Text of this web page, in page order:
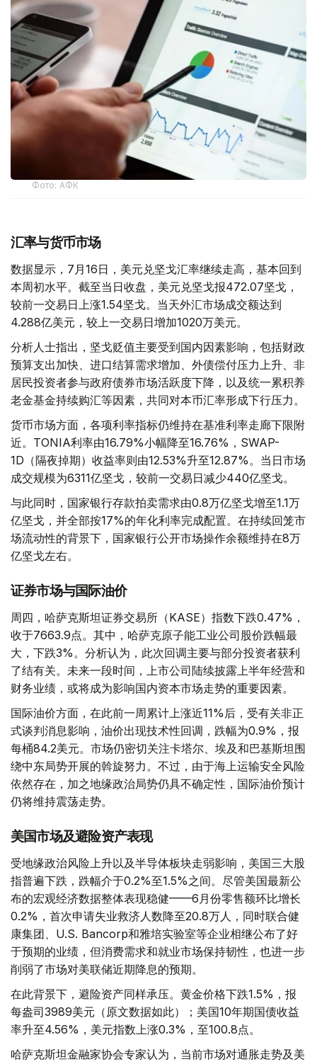
Фото: АФК
汇率与货币市场
数据显示，7月16日，美元兑坚戈汇率继续走高，基本回到
本周初水平。截至当日收盘，美元兑坚戈报472.07坚戈，
较前一交易日上涨1.54坚戈。当天外汇市场成交额达到
4.288亿美元，较上一交易日增加1020万美元。
分析人士指出，坚戈贬值主要受到国内因素影响，包括财政
预算支出加快、进口结算需求增加、外债偿付压力上升、非
居民投资者参与政府债券市场活跃度下降，以及统一累积养
老金基金持续购汇等因素，共同对本币汇率形成下行压力。
货币市场方面，各项利率指标仍维持在基准利率走廊下限附
近。TONIA利率由16.79%小幅降至16.76%，SWAP-
1D（隔夜掉期）收益率则由12.53%升至12.87%。当日市场
成交规模为6311亿坚戈，较前一交易日减少440亿坚戈。
与此同时，国家银行存款拍卖需求由0.8万亿坚戈增至1.1万
亿坚戈，并全部按17%的年化利率完成配置。在持续回笼市
场流动性的背景下，国家银行公开市场操作余额维持在8万
亿坚戈左右。
证券市场与国际油价
周四，哈萨克斯坦证券交易所（KASE）指数下跌0.47%，
收于7663.9点。其中，哈萨克原子能工业公司股价跌幅最
大，下跌3%。分析认为，此次回调主要与部分投资者获利
了结有关。未来一段时间，上市公司陆续披露上半年经营和
财务业绩，或将成为影响国内资本市场走势的重要因素。
国际油价方面，在此前一周累计上涨近11%后，受有关非正
式谈判消息影响，油价出现技术性回调，跌幅为0.9%，报
每桶84.2美元。市场仍密切关注卡塔尔、埃及和巴基斯坦围
绕中东局势开展的斡旋努力。不过，由于海上运输安全风险
依然存在，加之地缘政治局势仍具不确定性，国际油价预计
仍将维持震荡走势。
美国市场及避险资产表现
受地缘政治风险上升以及半导体板块走弱影响，美国三大股
指普遍下跌，跌幅介于0.2%至1.5%之间。尽管美国最新公
布的宏观经济数据整体表现稳健——6月份零售额环比增长
0.2%，首次申请失业救济人数降至20.8万人，同时联合健
康集团、U.S. Bancorp和雅培实验室等企业相继公布了好
于预期的业绩，但消费需求和就业市场保持韧性，也进一步
削弱了市场对美联储近期降息的预期。
在此背景下，避险资产同样承压。黄金价格下跌1.5%，报
每盎司3989美元（原文数据如此）；美国10年期国债收益
率升至4.56%，美元指数上涨0.3%，至100.8点。
哈萨克斯坦金融家协会专家认为，当前市场对通胀走势及美